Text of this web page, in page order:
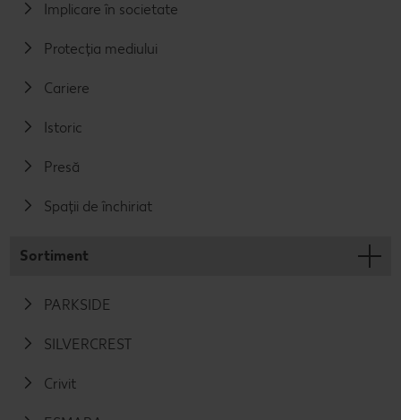
Implicare în societate
Protecția mediului
Cariere
Istoric
Presă
Spații de închiriat
Sortiment
PARKSIDE
SILVERCREST
Crivit